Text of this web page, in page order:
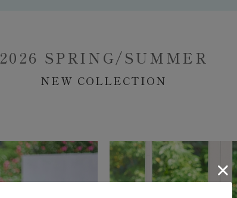
2026 SPRING/SUMMER
NEW COLLECTION